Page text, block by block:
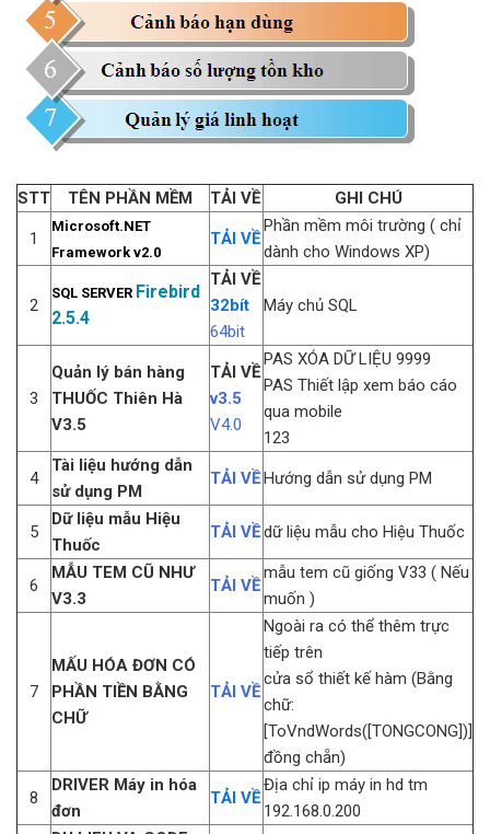
STT TÊN PHẦN MỀM TẢI VỀ GHI CHÚ
1
Microsoft.NET
Framework v2.0
TẢI VỀ
Phần mềm môi trường ( chỉ
dành cho Windows XP)
2
SQL SERVER Firebird
2.5.4
TẢI VỀ
32bít
64bit
Máy chủ SQL
3
Quản lý bán hàng
THUỐC Thiên Hà
V3.5
TẢI VỀ
v3.5
V4.0
PAS XÓA DỮ LIỆU 9999
PAS Thiết lập xem báo cáo
qua mobile
123
4
Tài liệu hướng dẫn
sử dụng PM
TẢI VỀHướng dẫn sử dụng PM
5
Dữ liệu mẫu Hiệu
Thuốc
TẢI VỀdữ liệu mẫu cho Hiệu Thuốc
6
MẪU TEM CŨ NHƯ
V3.3
TẢI VỀ
mẫu tem cũ giống V33 ( Nếu
muốn )
7
MẤU HÓA ĐƠN CÓ
PHẦN TIỀN BẰNG
CHỮ
TẢI VỀ
Ngoài ra có thể thêm trực
tiếp trên
cửa sổ thiết kế hàm (Bằng
chữ:
[ToVndWords([TONGCONG])]
đồng chẵn)
8
DRIVER Máy in hóa
đơn
TẢI VỀ
Địa chỉ ip máy in hd tm
192.168.0.200